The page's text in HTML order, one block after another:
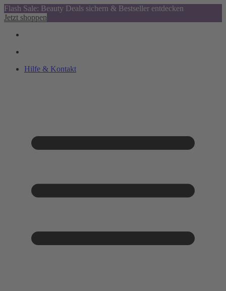
Flash Sale: Beauty Deals sichern & Bestseller entdecken
Jetzt shoppen
Hilfe & Kontakt